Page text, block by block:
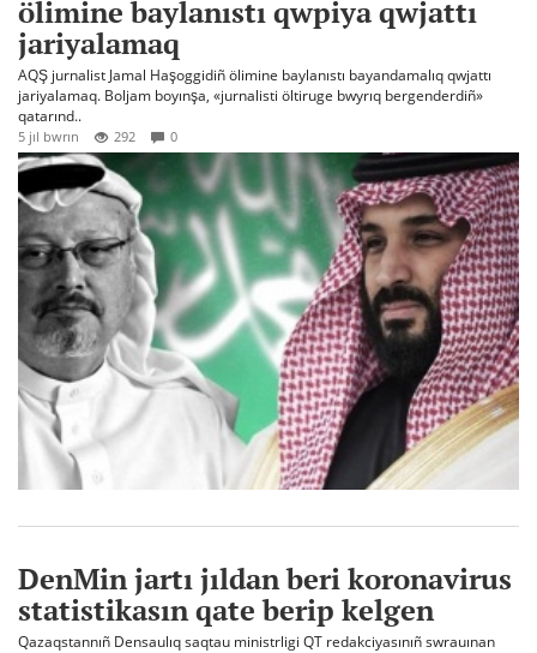
ölimine baylanıstı qwpiya qwjattı
jariyalamaq
AQŞ jurnalist Jamal Haşoggidiñ ölimine baylanıstı bayandamalıq qwjattı
jariyalamaq. Boljam boyınşa, «jurnalisti öltiruge bwyrıq bergenderdiñ»
qatarınd..
5 jıl bwrın 292 0
DenMin jartı jıldan beri koronavirus
statistikasın qate berip kelgen
Qazaqstannıñ Densaulıq saqtau ministrligi QT redakciyasınıñ swrauınan